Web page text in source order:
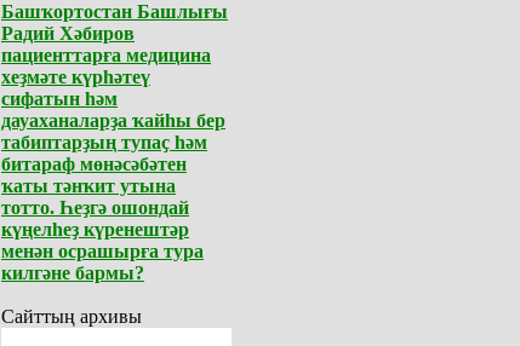
Башҡортостан Башлығы
Радий Хәбиров
пациенттарға медицина
хеҙмәте күрһәтеү
сифатын һәм
дауаханаларҙа ҡайһы бер
табиптарҙың тупаҫ һәм
битараф мөнәсәбәтен
ҡаты тәнҡит утына
тотто. Һеҙгә ошондай
күңелһеҙ күренештәр
менән осрашырға тура
килгәне бармы?
Сайттың архивы